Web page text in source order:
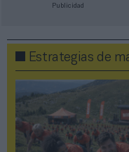
Publicidad
Estrategias de